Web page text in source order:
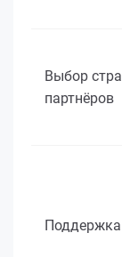
Выбор
партнёров
Поддержка